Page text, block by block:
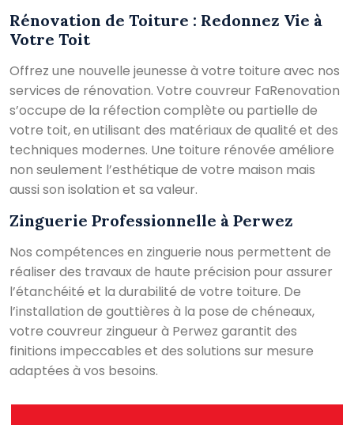
Rénovation de Toiture : Redonnez Vie à
Votre Toit
Offrez une nouvelle jeunesse à votre toiture avec nos
services de rénovation. Votre couvreur FaRenovation
s’occupe de la réfection complète ou partielle de
votre toit, en utilisant des matériaux de qualité et des
techniques modernes. Une toiture rénovée améliore
non seulement l’esthétique de votre maison mais
aussi son isolation et sa valeur.
Zinguerie Professionnelle à Perwez
Nos compétences en zinguerie nous permettent de
réaliser des travaux de haute précision pour assurer
l’étanchéité et la durabilité de votre toiture. De
l’installation de gouttières à la pose de chéneaux,
votre couvreur zingueur à Perwez garantit des
finitions impeccables et des solutions sur mesure
adaptées à vos besoins.